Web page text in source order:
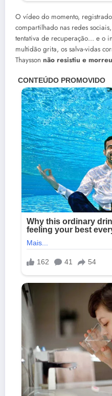
O vídeo do momento,
compartilhado nas redes
tentativa de recuperação… e o
multidão grita, os salva-vidas
Thaysson não resistiu e